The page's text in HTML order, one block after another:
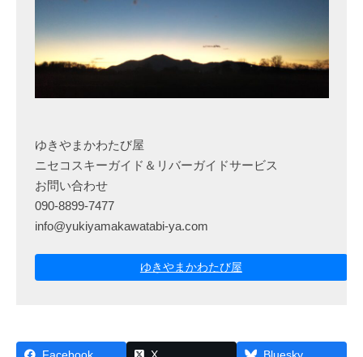
ゆきやまかわたび屋
ニセコスキーガイド＆リバーガイドサービス
お問い合わせ
090-8899-7477
info@yukiyamakawatabi-ya.com
ゆきやまかわたび屋